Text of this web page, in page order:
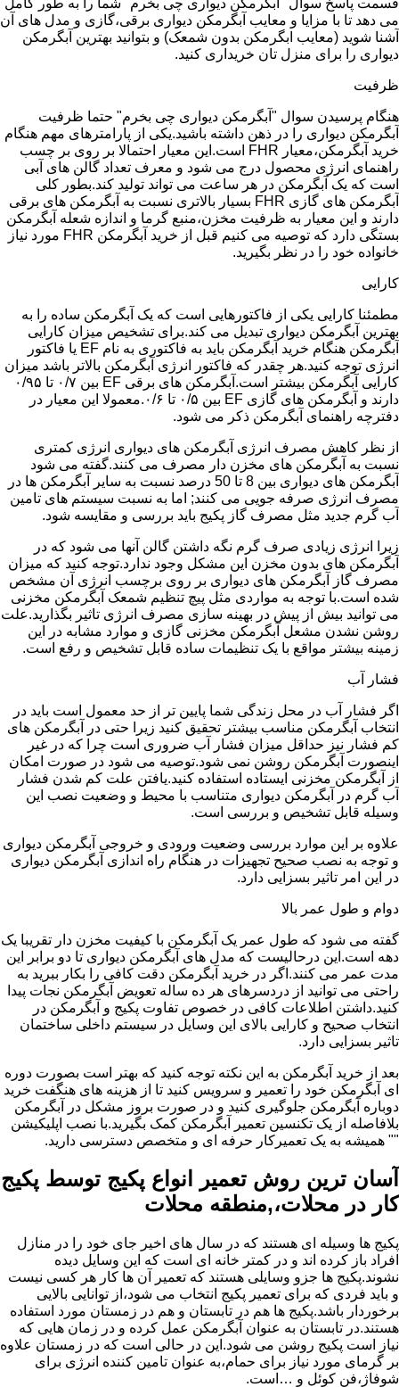
می دهد تا با مزایا و معایب آبگرمکن دیواری برقی،گازی و مدل های آن
آشنا شوید (معایب ابگرمکن بدون شمعک) و بتوانید بهترین آبگرمکن
دیواری را برای منزل تان خریداری کنید.
ظرفیت
هنگام پرسیدن سوال "آبگرمکن دیواری چی بخرم" حتما ظرفیت
آبگرمکن دیواری را در ذهن داشته باشید.یکی از پارامترهای مهم هنگام
خرید آبگرمکن،معیار FHR است.این معیار احتمالا بر روی بر چسب
راهنمای انرژی محصول درج می شود و معرف تعداد گالن های آبی
است که یک آبگرمکن در هر ساعت می تواند تولید کند.بطور کلی
آبگرمکن های گازی FHR بسیار بالاتری نسبت به آبگرمکن های برقی
دارند و این معیار به ظرفیت مخزن،منبع گرما و اندازه شعله آبگرمکن
بستگی دارد که توصیه می کنیم قبل از خرید آبگرمکن FHR مورد نیاز
خانواده خود را در نظر بگیرید.
کارایی
مطمئنا کارایی یکی از فاکتورهایی است که یک آبگرمکن ساده را به
بهترین آبگرمکن دیواری تبدیل می کند.برای تشخیص میزان کارایی
آبگرمکن هنگام خرید آبگرمکن باید به فاکتوری به نام EF یا فاکتور
انرژی توجه کنید.هر چقدر که فاکتور انرژی آبگرمکن بالاتر باشد میزان
کارایی آبگرمکن بیشتر است.آبگرمکن های برقی EF بین ۰/۷ تا ۰/۹۵
دارند و آبگرمکن های گازی EF بین ۰/۵ تا ۰/۶.معمولا این معیار در
دفترچه راهنمای آبگرمکن ذکر می شود.
از نظر کاهش مصرف انرژی آبگرمکن های دیواری انرژی کمتری
نسبت به آبگرمکن های مخزن دار مصرف می کنند.گفته می شود
آبگرمکن های دیواری بین 8 تا 50 درصد نسبت به سایر آبگرمکن ها در
مصرف انرژی صرفه جویی می کنند; اما به نسبت سیستم های تامین
آب گرم جدید مثل مصرف گاز پکیج باید بررسی و مقایسه شود.
زیرا انرژی زیادی صرف گرم نگه داشتن گالن آنها می شود که در
آبگرمکن های بدون مخزن این مشکل وجود ندارد.توجه کنید که میزان
مصرف گاز آبگرمکن های دیواری بر روی برچسب انرژی آن مشخص
شده است.با توجه به مواردی مثل پیچ تنظیم شمعک آبگرمکن مخزنی
می توانید بیش از پیش در بهینه سازی مصرف انرژی تاثیر بگذارید.علت
روشن نشدن مشعل آبگرمکن مخزنی گازی و موارد مشابه در این
زمینه بیشتر مواقع با یک تنظیمات ساده قابل تشخیص و رفع است.
فشار آب
اگر فشار آب در محل زندگی شما پایین تر از حد معمول است باید در
انتخاب آبگرمکن مناسب بیشتر تحقیق کنید زیرا حتی در آبگرمکن های
کم فشار نیز حداقل میزان فشار آب ضروری است چرا که در غیر
اینصورت آبگرمکن روشن نمی شود.توصیه می شود در صورت امکان
از آبگرمکن مخزنی ایستاده استفاده کنید.یافتن علت کم شدن فشار
آب گرم در آبگرمکن دیواری متناسب با محیط و وضعیت نصب این
وسیله قابل تشخیص و بررسی است.
علاوه بر این موارد بررسی وضعیت ورودی و خروجی آبگرمکن دیواری
و توجه به نصب صحیح تجهیزات در هنگام راه اندازی آبگرمکن دیواری
در این امر تاثیر بسزایی دارد.
دوام و طول عمر بالا
گفته می شود که طول عمر یک آبگرمکن با کیفیت مخزن دار تقریبا یک
دهه است.این درحالیست که مدل های آبگرمکن دیواری تا دو برابر این
مدت عمر می کنند.اگر در خرید آبگرمکن دقت کافی را بکار ببرید به
راحتی می توانید از دردسرهای هر ده ساله تعویض آبگرمکن نجات پیدا
کنید.داشتن اطلاعات کافی در خصوص تفاوت پکیج و آبگرمکن در
انتخاب صحیح و کارایی بالای این وسایل در سیستم داخلی ساختمان
تاثیر بسزایی دارد.
بعد از خرید آبگرمکن به این نکته توجه کنید که بهتر است بصورت دوره
ای آبگرمکن خود را تعمیر و سرویس کنید تا از هزینه های هنگفت خرید
دوباره آبگرمکن جلوگیری کنید و در صورت بروز مشکل در آبگرمکن
بلافاصله از یک تکنسین تعمیر آبگرمکن کمک بگیرید.با نصب اپلیکیشن
"" همیشه به یک تعمیرکار حرفه ای و متخصص دسترسی دارید.
آسان ترین روش تعمیر انواع پکیج توسط پکیج
کار در محلات،,منطقه محلات
پکیج ها وسیله ای هستند که در سال های اخیر جای خود را در منازل
افراد باز کرده اند و در کمتر خانه ای است که این وسایل دیده
نشوند.پکیج ها جزو وسایلی هستند که تعمیر آن ها کار هر کسی نیست
و باید فردی که برای تعمیر پکیج انتخاب می شود،از توانایی بالایی
برخوردار باشد.پکیج ها هم در تابستان و هم در زمستان مورد استفاده
هستند.در تابستان به عنوان آبگرمکن عمل کرده و در زمان هایی که
نیاز است پکیج روشن می شود.این در حالی است که در زمستان علاوه
بر گرمای مورد نیاز برای حمام،به عنوان تامین کننده انرژی برای
شوفاژ،فن کوئل و …است.